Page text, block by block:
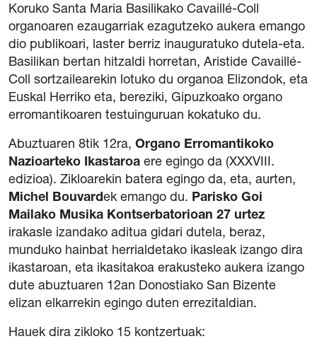
Koruko Santa Maria Basilikako Cavaillé-Coll
organoaren ezaugarriak ezagutzeko aukera emango
dio publikoari, laster berriz inauguratuko dutela-eta.
Basilikan bertan hitzaldi horretan, Aristide Cavaillé-
Coll sortzailearekin lotuko du organoa Elizondok, eta
Euskal Herriko eta, bereziki, Gipuzkoako organo
erromantikoaren testuinguruan kokatuko du.
Abuztuaren 8tik 12ra, Organo Erromantikoko
Nazioarteko Ikastaroa ere egingo da (XXXVIII.
edizioa). Zikloarekin batera egingo da, eta, aurten,
Michel Bouvardek emango du. Parisko Goi
Mailako Musika Kontserbatorioan 27 urtez
irakasle izandako aditua gidari dutela, beraz,
munduko hainbat herrialdetako ikasleak izango dira
ikastaroan, eta ikasitakoa erakusteko aukera izango
dute abuztuaren 12an Donostiako San Bizente
elizan elkarrekin egingo duten errezitaldian.
Hauek dira zikloko 15 kontzertuak: